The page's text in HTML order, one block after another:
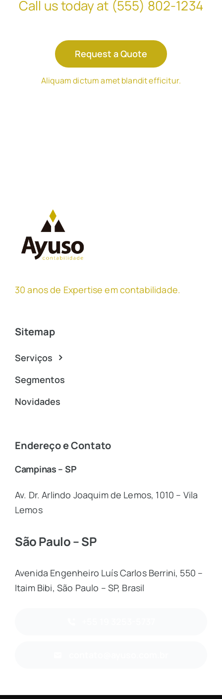
Call us today at (555) 802-1234
Request a Quote
Aliquam dictum amet blandit efficitur.
30 anos de Expertise em contabilidade.
Sitemap
Serviços
Segmentos
Novidades
Endereço e Contato
Campinas – SP
Av. Dr. Arlindo Joaquim de Lemos, 1010 – Vila
Lemos
São Paulo – SP
Avenida Engenheiro Luís Carlos Berrini, 550 –
Itaim Bibi, São Paulo – SP, Brasil